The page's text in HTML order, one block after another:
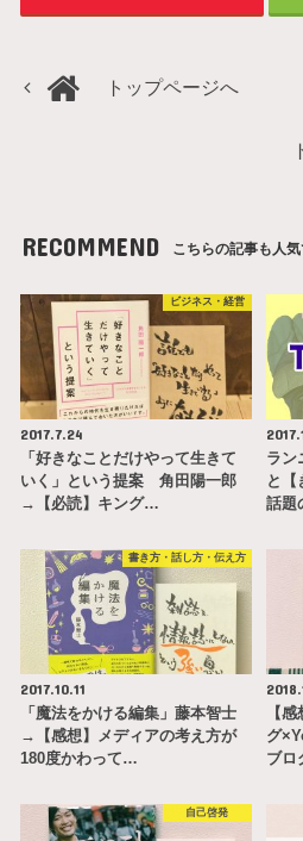
トップページへ
RECOMMEND こちらの記事も人気
ビジネス・経営
2017.7.24
「好きなことだけやって生きて
いく」という提案 角田陽一郎
→【必読】キング…
ラン
と
話題
書き方・話し方・伝え方
2017.10.11
「魔法をかける編集」藤本智士
→【感想】メディアの考え方が
180度かわって…
【
グ
ブ
自己啓発